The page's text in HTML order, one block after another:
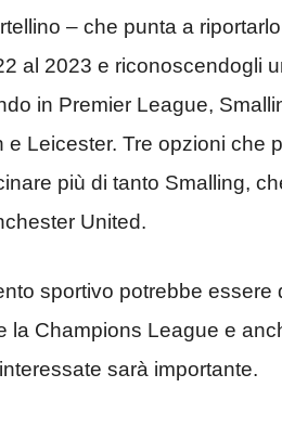
– che punta a
al 2023 e riconoscendogli
in Premier League,
e Leicester. Tre opzioni che
più di tanto Smalling,
United.
sportivo potrebbe essere
la Champions League e
sarà importante.